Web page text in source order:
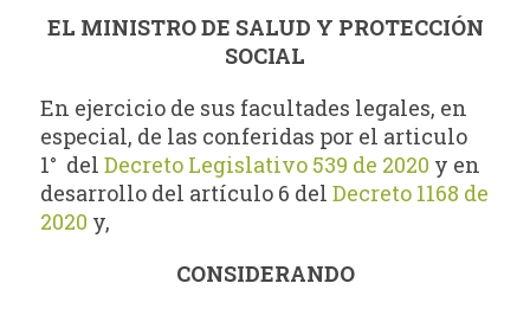
EL MINISTRO DE SALUD Y PROTECCIÓN
SOCIAL
En ejercicio de sus facultades legales, en
especial, de las conferidas por el articulo
1° delDecreto Legislativo 539 de 2020 y en
desarrollo del artículo 6 delDecreto 1168 de
2020 y,
CONSIDERANDO